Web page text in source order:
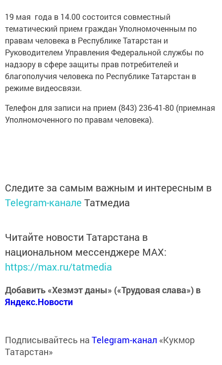
19 мая года в 14.00 состоится совместный
тематический прием граждан Уполномоченным по
правам человека в Республике Татарстан и
Руководителем Управления Федеральной службы по
надзору в сфере защиты прав потребителей и
благополучия человека по Республике Татарстан в
режиме видеосвязи.
Телефон для записи на прием (843) 236-41-80 (приемная
Уполномоченного по правам человека).
Следите за самым важным и интересным в
Telegram-канале Татмедиа
Читайте новости Татарстана в
национальном мессенджере MАХ:
https://max.ru/tatmedia
Добавить «Хезмэт даны» («Трудовая слава») в
Яндекс.Новости
Подписывайтесь на Telegram-канал «Кукмор
Татарстан»